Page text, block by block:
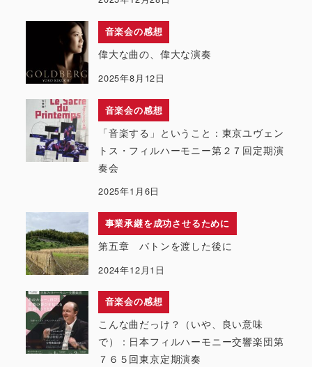
音楽会の感想
偉大な曲の、偉大な演奏
2025年8月12日
音楽会の感想
「音楽する」ということ：東京ユヴェン
トス・フィルハーモニー第２７回定期演
奏会
2025年1月6日
事業承継を成功させるために
第五章 バトンを渡した後に
2024年12月1日
音楽会の感想
こんな曲だっけ？（いや、良い意味
で）：日本フィルハーモニー交響楽団第
７６５回東京定期演奏